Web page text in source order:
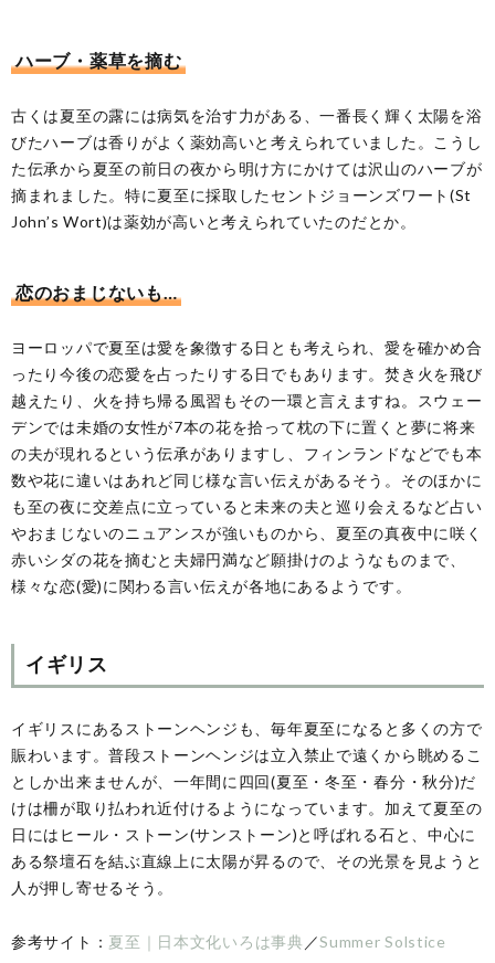
ハーブ・薬草を摘む
古くは夏至の露には病気を治す力がある、一番長く輝く太陽を浴
びたハーブは香りがよく薬効高いと考えられていました。こうし
た伝承から夏至の前日の夜から明け方にかけては沢山のハーブが
摘まれました。特に夏至に採取したセントジョーンズワート(St
John’s Wort)は薬効が高いと考えられていたのだとか。
恋のおまじないも…
ヨーロッパで夏至は愛を象徴する日とも考えられ、愛を確かめ合
ったり今後の恋愛を占ったりする日でもあります。焚き火を飛び
越えたり、火を持ち帰る風習もその一環と言えますね。スウェー
デンでは未婚の女性が7本の花を拾って枕の下に置くと夢に将来
の夫が現れるという伝承がありますし、フィンランドなどでも本
数や花に違いはあれど同じ様な言い伝えがあるそう。そのほかに
も至の夜に交差点に立っていると未来の夫と巡り会えるなど占い
やおまじないのニュアンスが強いものから、夏至の真夜中に咲く
赤いシダの花を摘むと夫婦円満など願掛けのようなものまで、
様々な恋(愛)に関わる言い伝えが各地にあるようです。
イギリス
イギリスにあるストーンヘンジも、毎年夏至になると多くの方で
賑わいます。普段ストーンヘンジは立入禁止で遠くから眺めるこ
としか出来ませんが、一年間に四回(夏至・冬至・春分・秋分)だ
けは柵が取り払われ近付けるようになっています。加えて夏至の
日にはヒール・ストーン(サンストーン)と呼ばれる石と、中心に
ある祭壇石を結ぶ直線上に太陽が昇るので、その光景を見ようと
人が押し寄せるそう。
参考サイト： 夏至｜日本文化いろは事典 ／Summer Solstice